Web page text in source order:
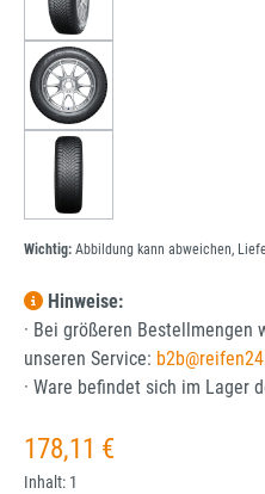
Wichtig: Abbildung kann abweichen,
Hinweise:
· Bei größeren
unseren Service:
· Ware befindet sich im Lager
Regulärer Preis:
178,11 €
Inhalt: 1